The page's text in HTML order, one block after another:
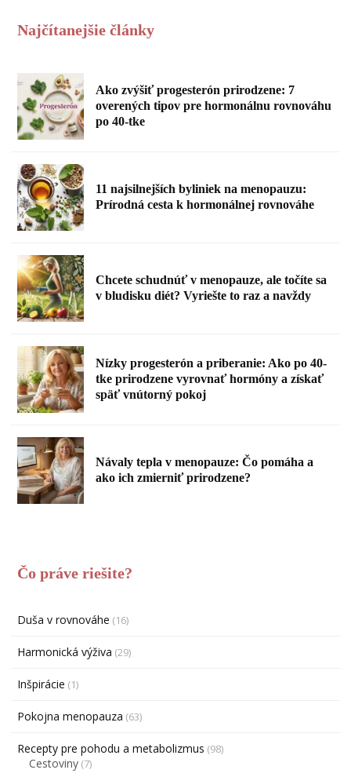
Najčítanejšie články
Ako zvýšiť progesterón prirodzene: 7
overených tipov pre hormonálnu rovnováhu
po 40-tke
11 najsilnejších byliniek na menopauzu:
Prírodná cesta k hormonálnej rovnováhe
Chcete schudnúť v menopauze, ale točíte sa
v bludisku diét? Vyriešte to raz a navždy
Nízky progesterón a priberanie: Ako po 40-
tke prirodzene vyrovnať hormóny a získať
späť vnútorný pokoj
Návaly tepla v menopauze: Čo pomáha a
ako ich zmierniť prirodzene?
Čo práve riešite?
Duša v rovnováhe (16)
Harmonická výživa (29)
Inšpirácie (1)
Pokojna menopauza (63)
Recepty pre pohodu a metabolizmus (98)
Cestoviny (7)